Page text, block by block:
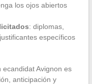
los ojos abiertos
: diplomas,
específicos
Avignon es
anticipación y